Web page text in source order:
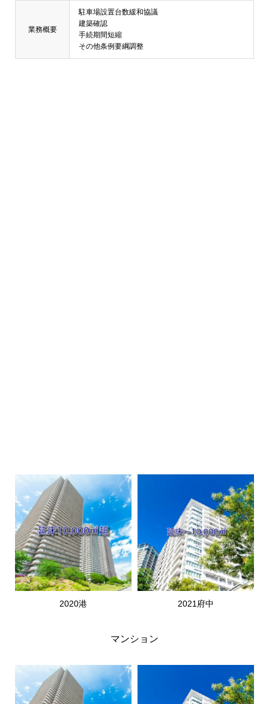
業務概要
駐車場設置台数緩和協議
建築確認
手続期間短縮
その他条例要綱調整
2020港 2021府中
マンション